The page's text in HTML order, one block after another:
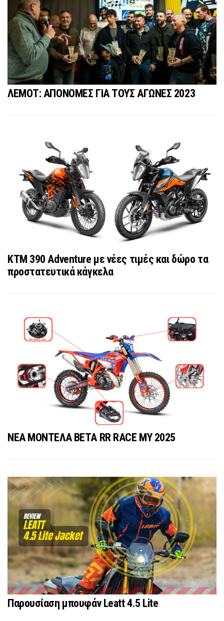
ΛΕΜΟΤ: ΑΠΟΝΟΜΕΣ ΓΙΑ ΤΟΥΣ ΑΓΩΝΕΣ 2023
ΚΤΜ 390 Adventure με νέες τιμές και δώρο τα
προστατευτικά κάγκελα
ΝΕΑ ΜΟΝΤΕΛΑ BETA RR RACE MY 2025
Παρουσίαση μπουφάν Leatt 4.5 Lite